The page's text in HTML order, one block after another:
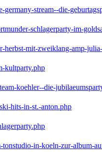
germany-stream--die-
schlagerparty-im-
herbst-mit-zweiklang-amp-
kultparty.php
koehler--die-
hits-in-st.-anton.php
in-koeln-zur-album-